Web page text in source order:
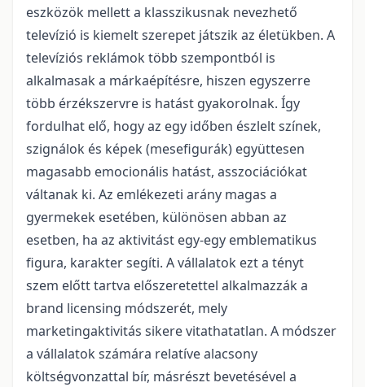
eszközök mellett a klasszikusnak nevezhető
televízió is kiemelt szerepet játszik az életükben. A
televíziós reklámok több szempontból is
alkalmasak a márkaépítésre, hiszen egyszerre
több érzékszervre is hatást gyakorolnak. Így
fordulhat elő, hogy az egy időben észlelt színek,
szignálok és képek (mesefigurák) együttesen
magasabb emocionális hatást, asszociációkat
váltanak ki. Az emlékezeti arány magas a
gyermekek esetében, különösen abban az
esetben, ha az aktivitást egy-egy emblematikus
figura, karakter segíti. A vállalatok ezt a tényt
szem előtt tartva előszeretettel alkalmazzák a
brand licensing módszerét, mely
marketingaktivitás sikere vitathatatlan. A módszer
a vállalatok számára relatíve alacsony
költségvonzattal bír, másrészt bevetésével a